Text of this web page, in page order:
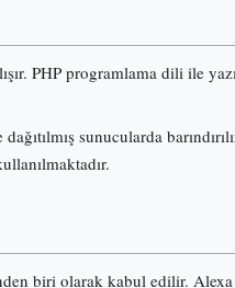
PHP programlama dili ile
sunucularda
biri olarak kabul edilir.